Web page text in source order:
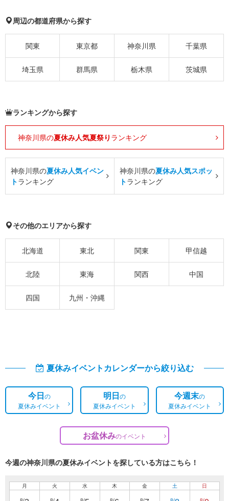
周辺の都道府県から探す
関東 東京都 神奈川県 千葉県
埼玉県 群馬県 栃木県 茨城県
ランキングから探す
神奈川県の夏休み人気夏祭り ランキング
神奈川県の夏休み人気イベン
トランキング
神奈川県の夏休み人気スポッ
トランキング
その他のエリアから探す
北海道 東北 関東 甲信越
北陸 東海 関西 中国
四国 九州・沖縄
夏休みイベントカレンダーから絞り込む
今日の
夏休みイベント
明日の
夏休みイベント
今週末の
夏休みイベント
お盆休みのイベント
今週の神奈川県の夏休みイベントを探している方はこちら！
月 火 水 木 金 土 日